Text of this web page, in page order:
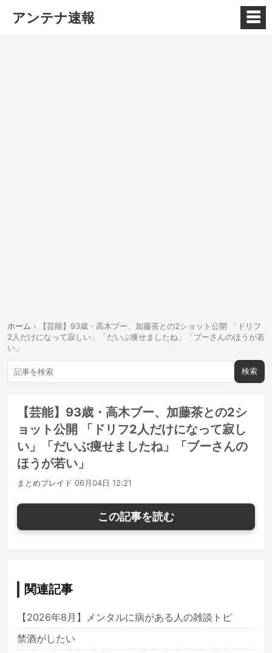
アンテナ速報 ☰
ホーム ›
【芸能】93歳・高木ブー、加藤茶との2ショット公開 「ドリフ
2人だけになって寂しい」「だいぶ痩せましたね」「ブーさんのほうが若
い」
検索
【芸能】93歳・高木ブー、加藤茶との2シ
ョット公開 「ドリフ2人だけになって寂し
い」「だいぶ痩せましたね」「ブーさんの
ほうが若い」
まとめブレイド 06月04日 12:21
この記事を読む
関連記事
【2026年8月】メンタルに病がある人の雑談トピ
禁酒がしたい